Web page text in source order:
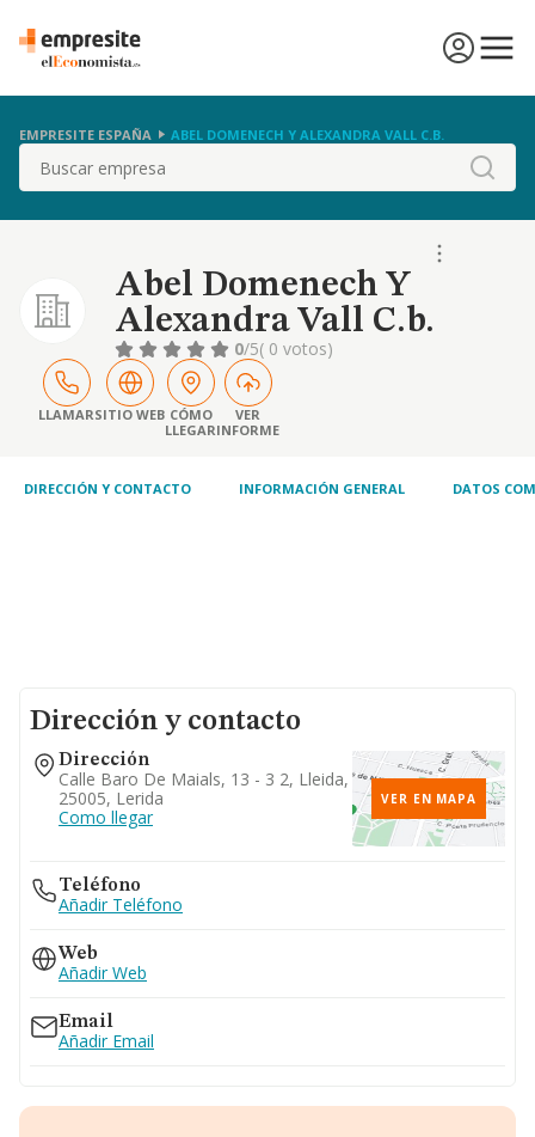
EMPRESITE ESPAÑA ABEL DOMENECH Y ALEXANDRA VALL C.B.
Buscar
Abel Domenech Y
Alexandra Vall C.b.
0/5( 0 votos)
LLAMARSITIO WEB CÓMO
LLEGAR
VER
INFORME
DIRECCIÓN Y CONTACTO INFORMACIÓN GENERAL DATOS
Dirección y contacto
Dirección
Calle Baro De Maials, 13 - 3 2, Lleida,
25005, Lerida
Como llegar
VER EN MAPA
Teléfono
Añadir Teléfono
Web
Añadir Web
Email
Añadir Email